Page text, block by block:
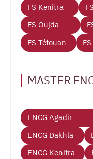
FS Kenitra
FS Oujda
FS Tétouan
MASTER
ENCG Agadir
ENCG Dakhla
ENCG Kenitra